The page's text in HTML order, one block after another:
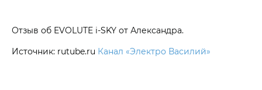
Отзыв об EVOLUTE i‑SKY от Александра.
Источник: rutube.ru Канал «Электро Василий»